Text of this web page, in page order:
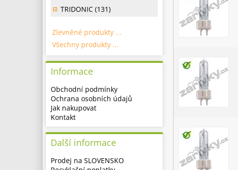
TRIDONIC (131)
Zlevněné produkty ...
Všechny produkty ...
Informace
Obchodní podmínky
Ochrana osobních údajů
Jak nakupovat
Kontakt
Další informace
Prodej na SLOVENSKO